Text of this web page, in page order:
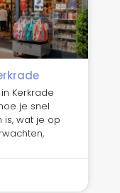
Kerkrade
je snel
wat je op